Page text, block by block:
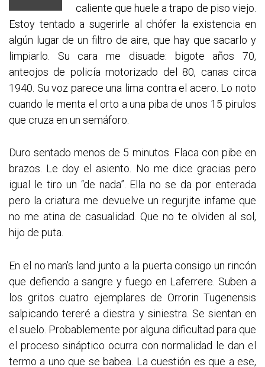
caliente que huele a trapo de piso viejo.
Estoy tentado a sugerirle al chófer la existencia en
algún lugar de un filtro de aire, que hay que sacarlo y
limpiarlo. Su cara me disuade: bigote años 70,
anteojos de policía motorizado del 80, canas circa
1940. Su voz parece una lima contra el acero. Lo noto
cuando le menta el orto a una piba de unos 15 pirulos
que cruza en un semáforo.
Duro sentado menos de 5 minutos. Flaca con pibe en
brazos. Le doy el asiento. No me dice gracias pero
igual le tiro un “de nada”. Ella no se da por enterada
pero la criatura me devuelve un regurjite infame que
no me atina de casualidad. Que no te olviden al sol,
hijo de puta.
En el no man’s land junto a la puerta consigo un rincón
que defiendo a sangre y fuego en Laferrere. Suben a
los gritos cuatro ejemplares de Orrorin Tugenensis
salpicando tereré a diestra y siniestra. Se sientan en
el suelo. Probablemente por alguna dificultad para que
el proceso sináptico ocurra con normalidad le dan el
termo a uno que se babea. La cuestión es que a ese,